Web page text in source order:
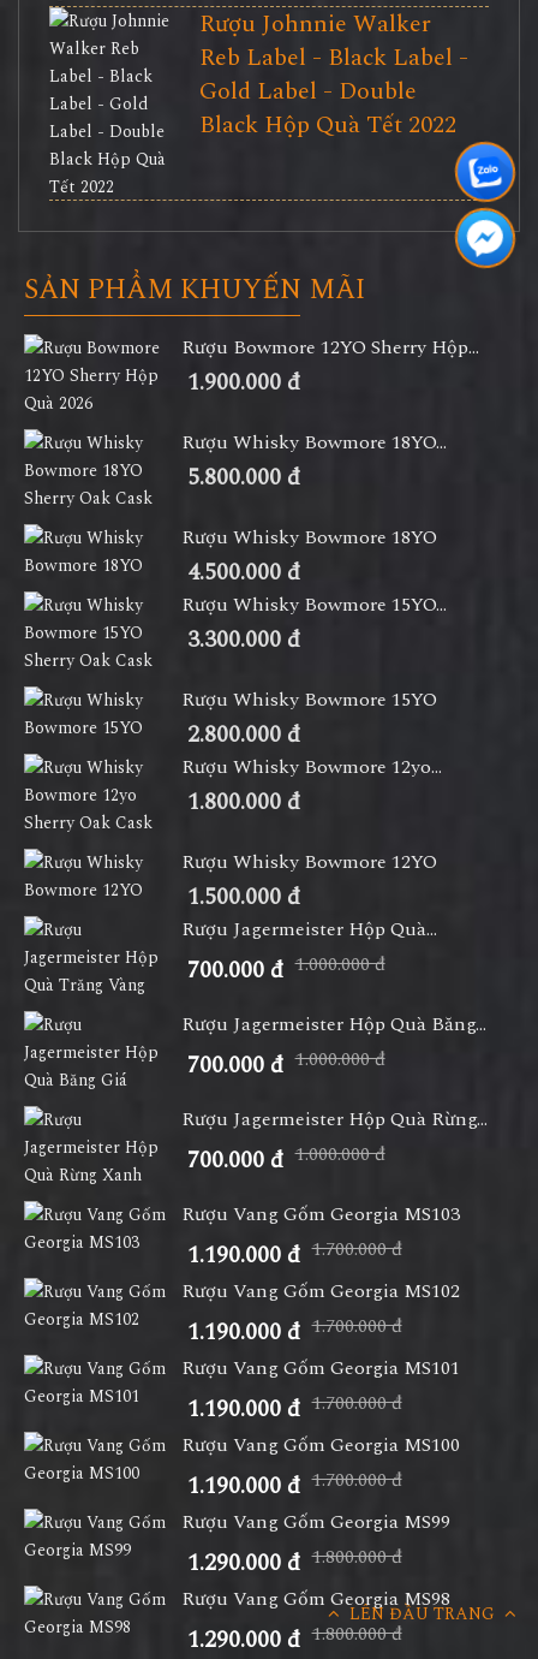
Rượu Johnnie Walker
Reb Label - Black Label -
Gold Label - Double
Black Hộp Quà Tết 2022
SẢN PHẨM KHUYẾN MÃI
Rượu Bowmore 12YO Sherry Hộp...
1.900.000 đ
Rượu Whisky Bowmore 18YO...
5.800.000 đ
Rượu Whisky Bowmore 18YO
4.500.000 đ
Rượu Whisky Bowmore 15YO...
3.300.000 đ
Rượu Whisky Bowmore 15YO
2.800.000 đ
Rượu Whisky Bowmore 12yo...
1.800.000 đ
Rượu Whisky Bowmore 12YO
1.500.000 đ
Rượu Jagermeister Hộp Quà...
700.000 đ 1.000.000 đ
Rượu Jagermeister Hộp Quà Băng...
700.000 đ 1.000.000 đ
Rượu Jagermeister Hộp Quà Rừng...
700.000 đ 1.000.000 đ
Rượu Vang Gốm Georgia MS103
1.190.000 đ 1.700.000 đ
Rượu Vang Gốm Georgia MS102
1.190.000 đ 1.700.000 đ
Rượu Vang Gốm Georgia MS101
1.190.000 đ 1.700.000 đ
Rượu Vang Gốm Georgia MS100
1.190.000 đ 1.700.000 đ
Rượu Vang Gốm Georgia MS99
1.290.000 đ 1.800.000 đ
Rượu Vang Gốm Georgia MS98
1.290.000 đ 1.800.000 đ
LÊN ĐẦU TRANG